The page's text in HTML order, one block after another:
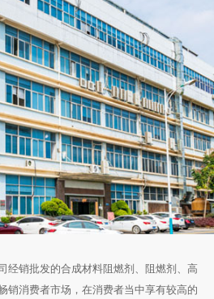
经销批发的合成材料阻燃剂、阻燃剂、高
销消费者市场，在消费者当中享有较高的